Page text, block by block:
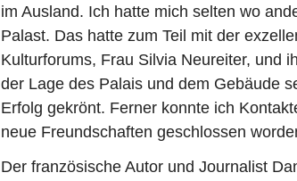
im Ausland. Ich hatte mich selten wo
Palast. Das hatte zum Teil mit der
Kulturforums, Frau Silvia Neureiter, und
der Lage des Palais und dem Gebäude
Erfolg gekrönt. Ferner konnte ich
neue Freundschaften geschlossen
Der französische Autor und Journalist